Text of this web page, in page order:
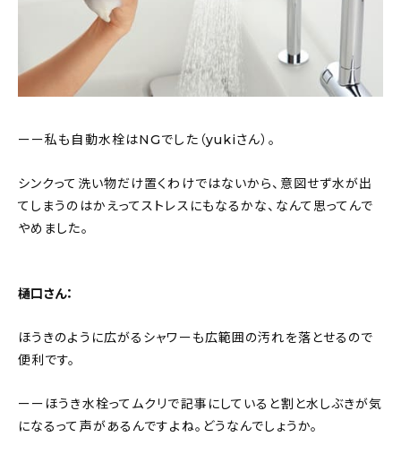
ーー私も自動水栓はNGでした（yukiさん）。
シンクって洗い物だけ置くわけではないから、意図せず水が出
てしまうのはかえってストレスにもなるかな、なんて思ってんで
やめました。
樋口さん：
ほうきのように広がるシャワーも広範囲の汚れを落とせるので
便利です。
ーーほうき水栓ってムクリで記事にしていると割と水しぶきが気
になるって声があるんですよね。どうなんでしょうか。